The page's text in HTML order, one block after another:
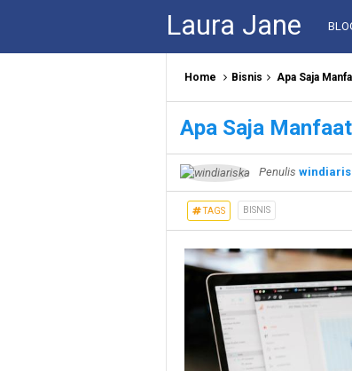
Laura Jane
Home Bisnis Apa Saja
Apa Saja
Penulis
TAGS BISNIS